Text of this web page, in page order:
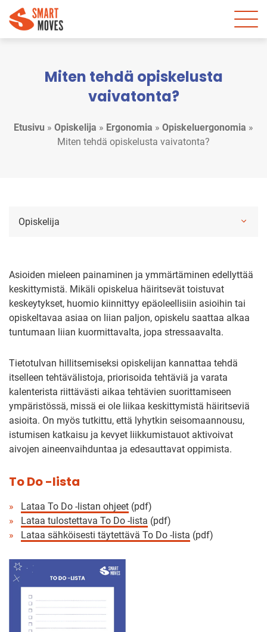
Miten tehdä opiskelusta
vaivatonta?
Etusivu » Opiskelija » Ergonomia » Opiskeluergonomia »
Miten tehdä opiskelusta vaivatonta?
Opiskelija
Asioiden mieleen painaminen ja ymmärtäminen edellyttää
keskittymistä. Mikäli opiskelua häiritsevät toistuvat
keskeytykset, huomio kiinnittyy epäoleellisiin asioihin tai
opiskeltavaa asiaa on liian paljon, opiskelu saattaa alkaa
tuntumaan liian kuormittavalta, jopa stressaavalta.
Tietotulvan hillitsemiseksi opiskelijan kannattaa tehdä
itselleen tehtävälistoja, priorisoida tehtäviä ja varata
kalenterista riittävästi aikaa tehtävien suorittamiseen
ympäristössä, missä ei ole liikaa keskittymistä häiritseviä
asioita. On myös tutkittu, että lyhytkin seisomaannousu,
istumisen katkaisu ja kevyet liikkumistauot aktivoivat
aivojen aineenvaihduntaa ja edesauttavat oppimista.
To Do -lista
Lataa To Do -listan ohjeet (pdf)
Lataa tulostettava To Do -lista (pdf)
Lataa sähköisesti täytettävä To Do -lista (pdf)